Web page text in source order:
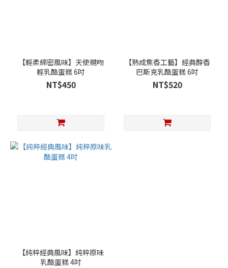
【輕柔綿密風味】天使親吻
輕乳酪蛋糕 6吋
NT$450
【熟成焦香工藝】經典醇香
巴斯克乳酪蛋糕 6吋
NT$520
【純粹經典風味】純粹原味
乳酪蛋糕 4吋